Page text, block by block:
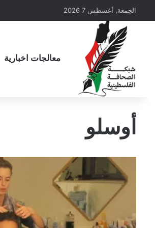
الجمعة, أغسطس 7 2026
معالجات اخبارية
أوسلو